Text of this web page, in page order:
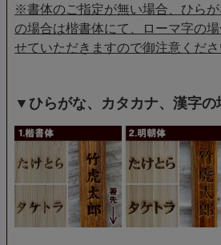
※書体のご指定が無い場合、ひら
の場合は楷書体にて、ローマ字の
せていただきますので御注意くださ
▼ひらがな、カタカナ、漢字の